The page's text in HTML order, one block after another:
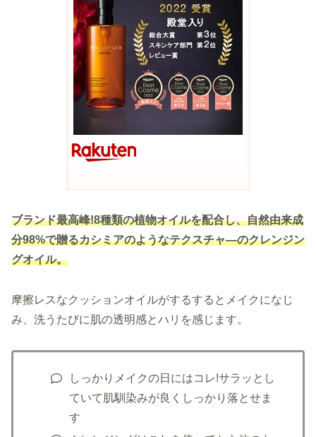
ブランド最高峰!8種類の植物オイルを配合し、自然由来成
分98%で贈るカシミアのようなテクスチャ―のクレンジン
グオイル。
摩擦レスなクッションオイルがするするとメイクになじ
み、洗うたびに肌の透明感とハリを感じます。
しっかりメイクの日にはコレ!サラッとし
ていて肌馴染みが良くしっかり落とせま
す